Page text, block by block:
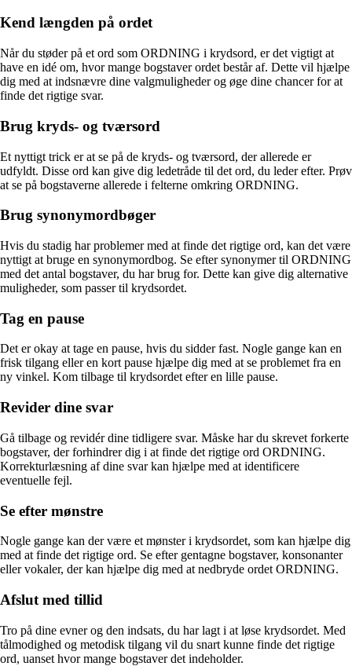
Kend længden på ordet
Når du støder på et ord som ORDNING i krydsord, er det vigtigt at
have en idé om, hvor mange bogstaver ordet består af. Dette vil hjælpe
dig med at indsnævre dine valgmuligheder og øge dine chancer for at
finde det rigtige svar.
Brug kryds- og tværsord
Et nyttigt trick er at se på de kryds- og tværsord, der allerede er
udfyldt. Disse ord kan give dig ledetråde til det ord, du leder efter. Prøv
at se på bogstaverne allerede i felterne omkring ORDNING.
Brug synonymordbøger
Hvis du stadig har problemer med at finde det rigtige ord, kan det være
nyttigt at bruge en synonymordbog. Se efter synonymer til ORDNING
med det antal bogstaver, du har brug for. Dette kan give dig alternative
muligheder, som passer til krydsordet.
Tag en pause
Det er okay at tage en pause, hvis du sidder fast. Nogle gange kan en
frisk tilgang eller en kort pause hjælpe dig med at se problemet fra en
ny vinkel. Kom tilbage til krydsordet efter en lille pause.
Revider dine svar
Gå tilbage og revidér dine tidligere svar. Måske har du skrevet forkerte
bogstaver, der forhindrer dig i at finde det rigtige ord ORDNING.
Korrekturlæsning af dine svar kan hjælpe med at identificere
eventuelle fejl.
Se efter mønstre
Nogle gange kan der være et mønster i krydsordet, som kan hjælpe dig
med at finde det rigtige ord. Se efter gentagne bogstaver, konsonanter
eller vokaler, der kan hjælpe dig med at nedbryde ordet ORDNING.
Afslut med tillid
Tro på dine evner og den indsats, du har lagt i at løse krydsordet. Med
tålmodighed og metodisk tilgang vil du snart kunne finde det rigtige
ord, uanset hvor mange bogstaver det indeholder.